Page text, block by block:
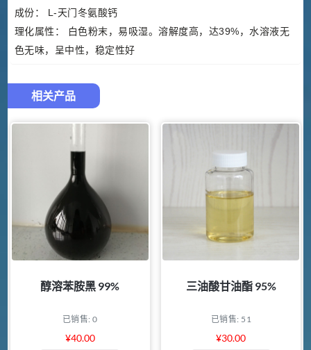
成份： L-天门冬氨酸钙
理化属性： 白色粉末，易吸湿。溶解度高，达39%，水溶液无
色无味，呈中性，稳定性好
相关产品
醇溶苯胺黑 99%
已销售: 0
¥40.00
三油酸甘油酯 95%
已销售: 51
¥30.00